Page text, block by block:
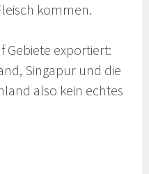
kommen.
Gebiete exportiert:
Singapur und die
also kein echtes